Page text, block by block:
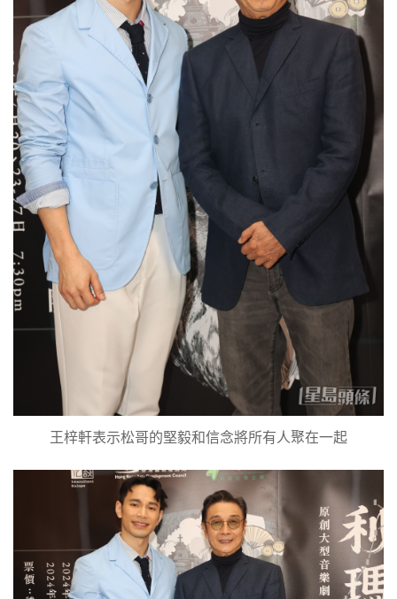
王梓軒表示松哥的堅毅和信念將所有人聚在一起